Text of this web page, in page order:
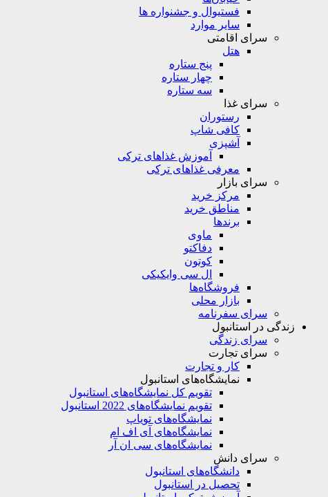
فستیوال و جشنواره ها
سایر موارد
سرای اقامتی
هتل
پنج ستاره
چهار ستاره
سه ستاره
سرای غذا
رستوران
کافی شاپ
آشپزی
آموزش غذاهای ترکی
معرفی غذاهای ترکی
سرای بازار
مرکز خرید
مناطق خرید
برندها
ماوی
دفاکتو
کوتون
ال سی وایکیکی
فروشگاه‌ها
بازار محلی
سرای سفرنامه
زندگی در استانبول
سرای زندگی
سرای تجارت
کار و تجارت
نمایشگاه‌های استانبول
تقویم کل نمایشگاه‌های استانبول
تقویم نمایشگاه‌های 2022 استانبول
نمایشگاه‌های تویاپ
نمایشگاه‌های آی اف ام
نمایشگاه‌های سی ان آر
سرای دانش
دانشگاه‌های استانبول
تحصیل در استانبول